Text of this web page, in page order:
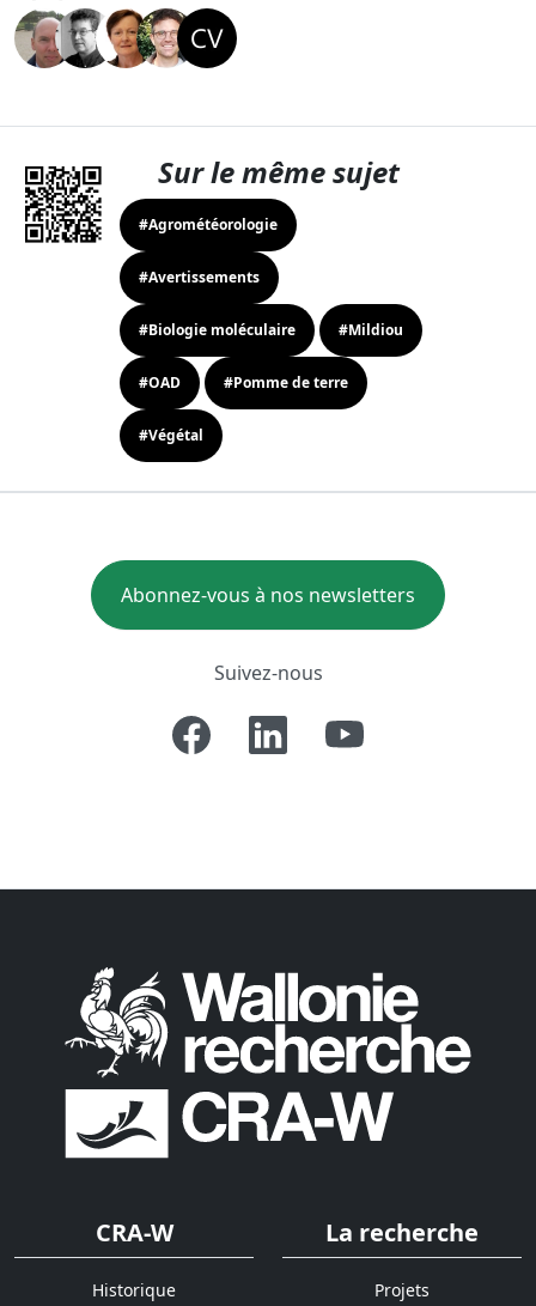
Sur le même sujet
#Agrométéorologie
#Avertissements
#Biologie moléculaire #Mildiou
#OAD #Pomme de terre
#Végétal
Abonnez-vous à nos newsletters
Suivez-nous
CRA-W
Historique
La recherche
Projets